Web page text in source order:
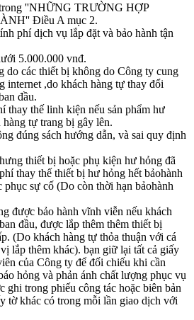
''NHỮNG TRƯỜNG HỢP
Điều A mục 2.
phí dịch vụ lắp đặt và bảo hành tận
5.000.000 vnđ.
do các thiết bị không do Công ty cung
internet ,do khách hàng tự thay đổi
đầu.
thay thế linh kiện nếu sản phẩm hư
tự trang bị gây lên.
đúng sách hướng dẫn, và sai quy định
thiết bị hoặc phụ kiện hư hỏng đã
thay thế thiết bị hư hỏng hết bảohành
sự cố (Do còn thời hạn bảohành
được bảo hành vĩnh viễn nếu khách
đầu, được lắp thêm thêm thiết bị
(Do khách hàng tự thỏa thuận với cá
lắp thêm khác). bạn giữ lại tất cả giấy
của Công ty để đối chiếu khi cần
hỏng và phản ánh chất lượng phục vụ
ghi trong phiếu công tác hoặc biên bản
tờ khác có trong mỗi lần giao dịch với